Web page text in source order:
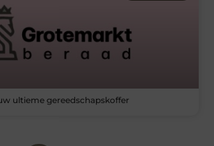
ultieme gereedschapskoffer